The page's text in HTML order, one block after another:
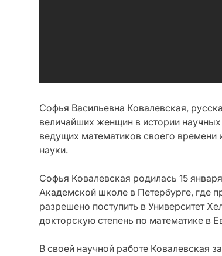
Софья Васильевна Ковалевская,
величайших женщин в истории
ведущих математиков своего времени
науки.
Софья Ковалевская родилась 15
Академской школе в Петербурге, где
разрешено поступить в Университет
докторскую степень по математике в
В своей научной работе Ковалевская